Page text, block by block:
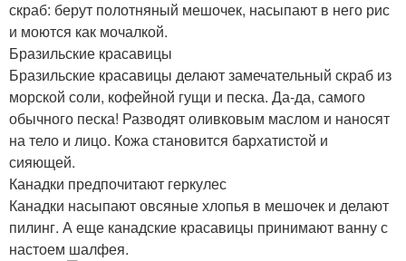
скраб: берут полотняный мешочек, насыпают в него рис
и моются как мочалкой.
Бразильские красавицы
Бразильские красавицы делают замечательный скраб из
морской соли, кофейной гущи и песка. Да-да, самого
обычного песка! Разводят оливковым маслом и наносят
на тело и лицо. Кожа становится бархатистой и
сияющей.
Канадки предпочитают геркулес
Канадки насыпают овсяные хлопья в мешочек и делают
пилинг. А еще канадские красавицы принимают ванну с
настоем шалфея.